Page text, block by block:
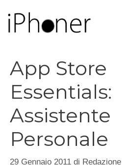
contenuto
App Store
Essentials:
Assistente
Personale
29 Gennaio 2011 di Redazione